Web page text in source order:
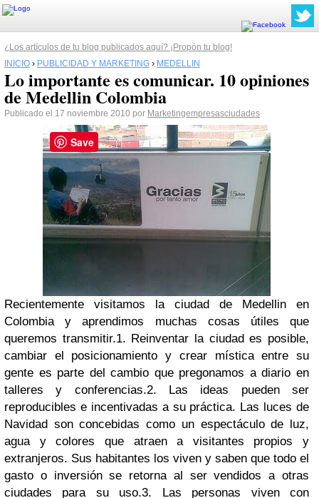
¿Los artículos de tu blog publicados aquí? ¡Propón tu blog!
INICIO › PUBLICIDAD Y MARKETING › MEDELLIN
Lo importante es comunicar. 10 opiniones
de Medellin Colombia
Publicado el 17 noviembre 2010 por Marketingempresasciudades
Recientemente visitamos la ciudad de Medellin en
Colombia y aprendimos muchas cosas útiles que
queremos transmitir.1. Reinventar la ciudad es posible,
cambiar el posicionamiento y crear mística entre su
gente es parte del cambio que pregonamos a diario en
talleres y conferencias.2. Las ideas pueden ser
reproducibles e incentivadas a su práctica. Las luces de
Navidad son concebidas como un espectáculo de luz,
agua y colores que atraen a visitantes propios y
extranjeros. Sus habitantes los viven y saben que todo el
gasto o inversión se retorna al ser vendidos a otras
ciudades para su uso.3. Las personas viven con
Save